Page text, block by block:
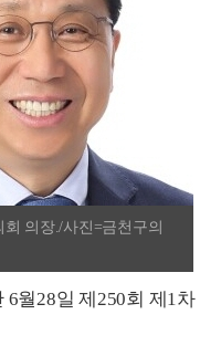
의장./사진=금천구의
월28일 제250회 제1